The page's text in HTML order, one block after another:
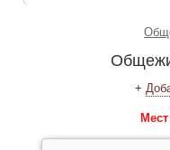
+